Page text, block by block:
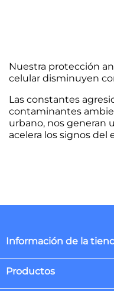
Nuestra protección
celular disminuyen
Las constantes
contaminantes
urbano, nos generan
acelera los signos del
Información de la
Productos